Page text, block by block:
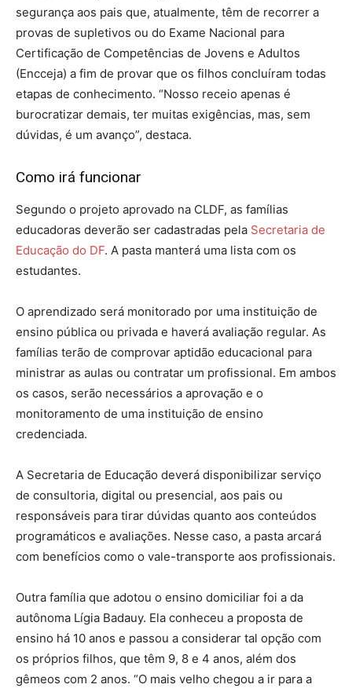
segurança aos pais que, atualmente, têm de recorrer a
provas de supletivos ou do Exame Nacional para
Certificação de Competências de Jovens e Adultos
(Encceja) a fim de provar que os filhos concluíram todas
etapas de conhecimento. “Nosso receio apenas é
burocratizar demais, ter muitas exigências, mas, sem
dúvidas, é um avanço”, destaca.
Como irá funcionar
Segundo o projeto aprovado na CLDF, as famílias
educadoras deverão ser cadastradas pela Secretaria de
Educação do DF. A pasta manterá uma lista com os
estudantes.
O aprendizado será monitorado por uma instituição de
ensino pública ou privada e haverá avaliação regular. As
famílias terão de comprovar aptidão educacional para
ministrar as aulas ou contratar um profissional. Em ambos
os casos, serão necessários a aprovação e o
monitoramento de uma instituição de ensino
credenciada.
A Secretaria de Educação deverá disponibilizar serviço
de consultoria, digital ou presencial, aos pais ou
responsáveis para tirar dúvidas quanto aos conteúdos
programáticos e avaliações. Nesse caso, a pasta arcará
com benefícios como o vale-transporte aos profissionais.
Outra família que adotou o ensino domiciliar foi a da
autônoma Lígia Badauy. Ela conheceu a proposta de
ensino há 10 anos e passou a considerar tal opção com
os próprios filhos, que têm 9, 8 e 4 anos, além dos
gêmeos com 2 anos. “O mais velho chegou a ir para a